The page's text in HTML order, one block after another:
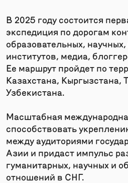
В 2025 году состоится
экспедиция по дорогам
образовательных, научных,
институтов, медиа,
Ее маршрут пройдет по
Казахстана, Кыргызстана,
Узбекистана.
Масштабная
способствовать
между аудиториями
Азии и придаст импульс
гуманитарных, научных и
отношений в СНГ.